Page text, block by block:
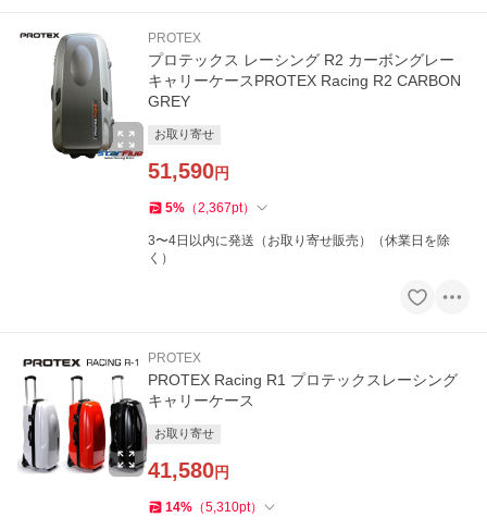
PROTEX
プロテックス レーシング R2 カーボングレー
キャリーケースPROTEX Racing R2 CARBON
GREY
お取り寄せ
51,590円
5% （2,367pt）
3〜4日以内に発送（お取り寄せ販売）（休業日を除
く）
PROTEX
PROTEX Racing R1 プロテックスレーシング
キャリーケース
お取り寄せ
41,580円
14% （5,310pt）